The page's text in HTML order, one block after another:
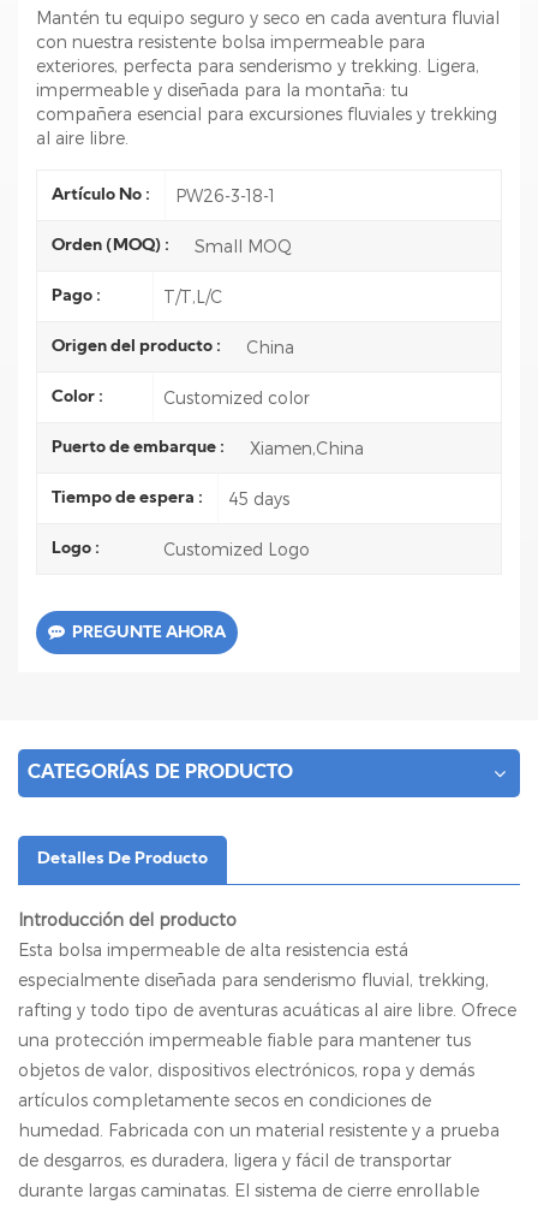
Mantén tu equipo seguro y seco en cada aventura fluvial
con nuestra resistente bolsa impermeable para
exteriores, perfecta para senderismo y trekking. Ligera,
impermeable y diseñada para la montaña: tu
compañera esencial para excursiones fluviales y trekking
al aire libre.
Artículo No : PW26-3-18-1
Orden (MOQ) : Small MOQ
Pago : T/T,L/C
Origen del producto : China
Color : Customized color
Puerto de embarque : Xiamen,China
Tiempo de espera : 45 days
Logo : Customized Logo
PREGUNTE AHORA
CATEGORÍAS DE PRODUCTO
Detalles De Producto
Introducción del producto
Esta bolsa impermeable de alta resistencia está
especialmente diseñada para senderismo fluvial, trekking,
rafting y todo tipo de aventuras acuáticas al aire libre. Ofrece
una protección impermeable fiable para mantener tus
objetos de valor, dispositivos electrónicos, ropa y demás
artículos completamente secos en condiciones de
humedad. Fabricada con un material resistente y a prueba
de desgarros, es duradera, ligera y fácil de transportar
durante largas caminatas. El sistema de cierre enrollable